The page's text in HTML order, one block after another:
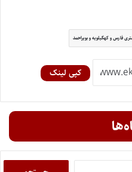
فارس و کهگیلویه و بویراحمد
کپی لینک